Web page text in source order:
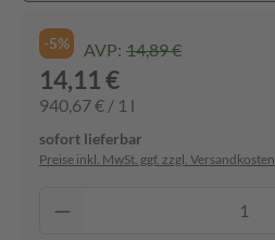
-5% AVP: 14,89 €
14,11 €
940,67 € / 1 l
sofort lieferbar
Preise inkl. MwSt. ggf. zzgl. Versandkosten